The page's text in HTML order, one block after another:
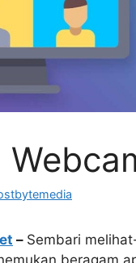
– Sembari